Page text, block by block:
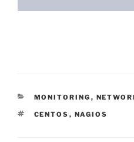
CATEGORIES
MONITORING ,
TAGS
CENTOS , NAGIOS